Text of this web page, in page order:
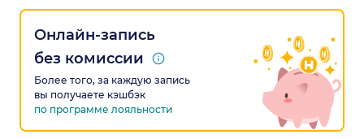
Онлайн-запись
без комиссии
Более того, за каждую запись
вы получаете кэшбэк
по программе лояльности